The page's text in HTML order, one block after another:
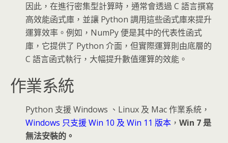
因此，在進行密集型計算時，通常會透過 C 語言撰寫
高效能函式庫，並讓 Python 調用這些函式庫來提升
運算效率。例如，NumPy 便是其中的代表性函式
庫，它提供了 Python 介面，但實際運算則由底層的
C 語言函式執行，大幅提升數值運算的效能。
作業系統
Python 支援 Windows 、Linux 及 Mac 作業系統，
Windows 只支援 Win 10 及 Win 11 版本 ， Win 7 是
無法安裝的。